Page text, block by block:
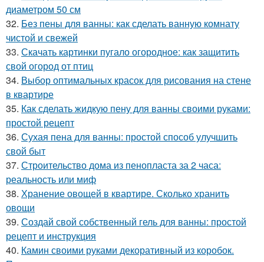
диаметром 50 см
32. Без пены для ванны: как сделать ванную комнату
чистой и свежей
33. Скачать картинки пугало огородное: как защитить
свой огород от птиц
34. Выбор оптимальных красок для рисования на стене
в квартире
35. Как сделать жидкую пену для ванны своими руками:
простой рецепт
36. Сухая пена для ванны: простой способ улучшить
свой быт
37. Строительство дома из пенопласта за 2 часа:
реальность или миф
38. Хранение овощей в квартире. Сколько хранить
овощи
39. Создай свой собственный гель для ванны: простой
рецепт и инструкция
40. Камин своими руками декоративный из коробок.